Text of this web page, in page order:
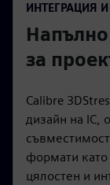
ИНТЕГРАЦИЯ
за
Calibre
дизайн на IC,
формати като
цялостен и